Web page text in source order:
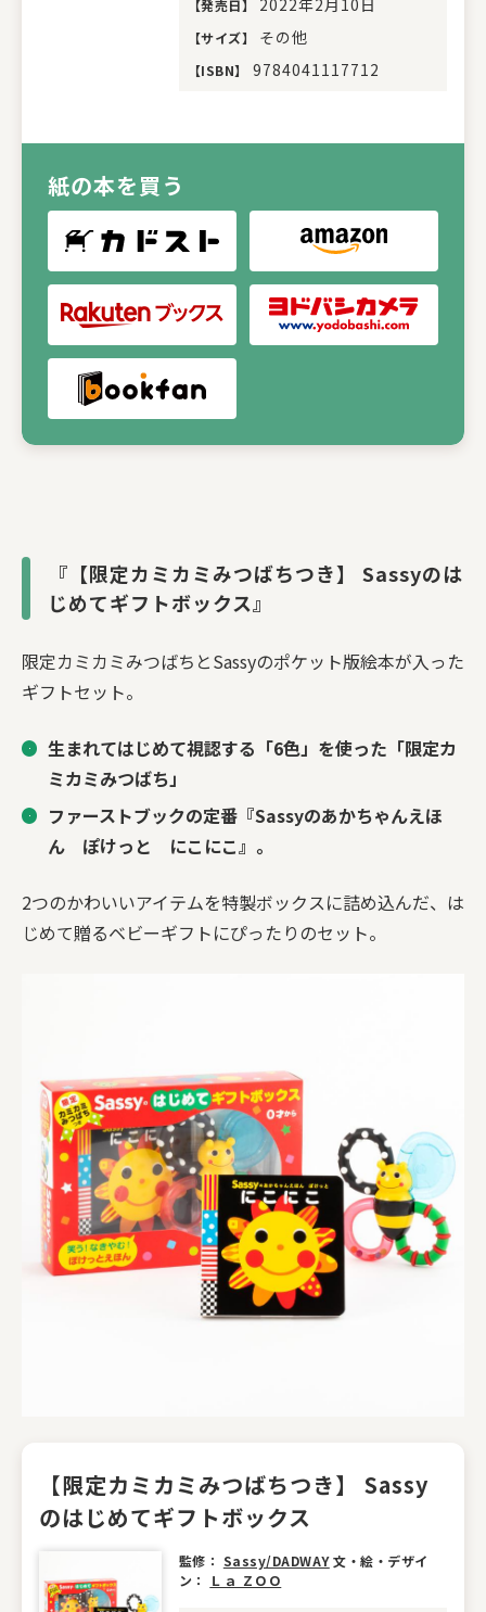
【発売日】 2022年2月10日
【サイズ】 その他
【ISBN】 9784041117712
紙の本を買う
『【限定カミカミみつばちつき】 Sassyのは
じめてギフトボックス』
限定カミカミみつばちとSassyのポケット版絵本が入った
ギフトセット。
生まれてはじめて視認する「6色」を使った「限定カ
ミカミみつばち」
ファーストブックの定番『Sassyのあかちゃんえほ
ん ぽけっと にこにこ』。
2つのかわいいアイテムを特製ボックスに詰め込んだ、は
じめて贈るベビーギフトにぴったりのセット。
【限定カミカミみつばちつき】 Sassy
のはじめてギフトボックス
監修： Sassy/DADWAY文・絵・デザイ
ン：
Ｌａ ＺＯＯ